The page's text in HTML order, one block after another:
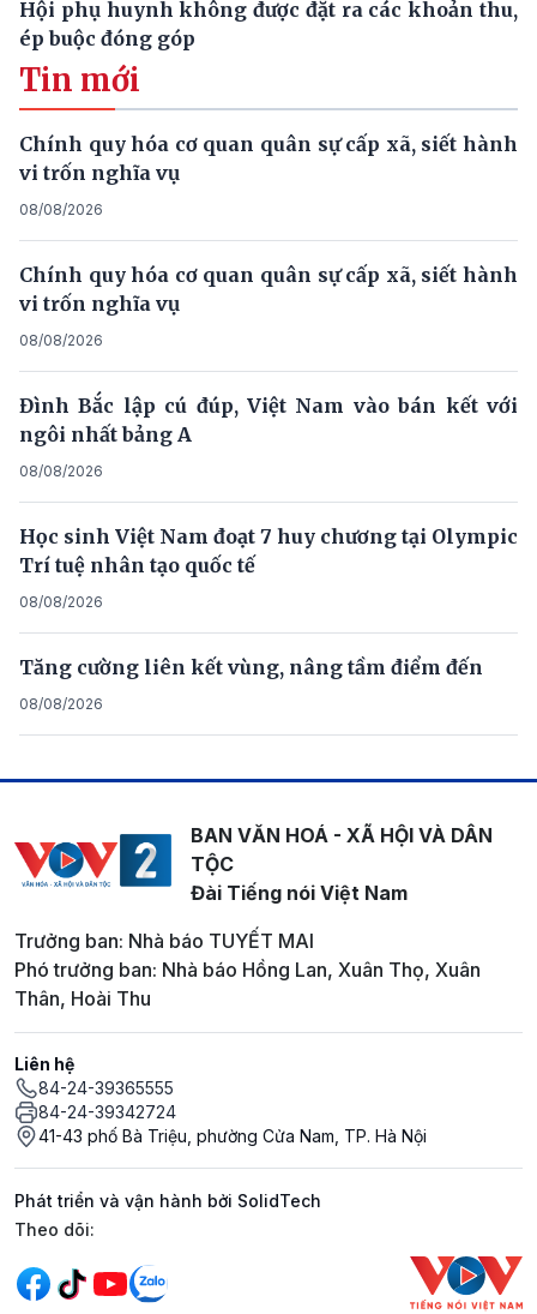
Hội phụ huynh không được đặt ra các khoản thu,
ép buộc đóng góp
Tin mới
Chính quy hóa cơ quan quân sự cấp xã, siết hành
vi trốn nghĩa vụ
08/08/2026
Chính quy hóa cơ quan quân sự cấp xã, siết hành
vi trốn nghĩa vụ
08/08/2026
Đình Bắc lập cú đúp, Việt Nam vào bán kết với
ngôi nhất bảng A
08/08/2026
Học sinh Việt Nam đoạt 7 huy chương tại Olympic
Trí tuệ nhân tạo quốc tế
08/08/2026
Tăng cường liên kết vùng, nâng tầm điểm đến
08/08/2026
BAN VĂN HOÁ - XÃ HỘI VÀ DÂN
TỘC
Đài Tiếng nói Việt Nam
Trưởng ban: Nhà báo TUYẾT MAI
Phó trưởng ban: Nhà báo Hồng Lan, Xuân Thọ, Xuân
Thân, Hoài Thu
Liên hệ
84-24-39365555
84-24-39342724
41-43 phố Bà Triệu, phường Cửa Nam, TP. Hà Nội
Phát triển và vận hành bởi SolidTech
Mạng xã hội
Theo dõi: